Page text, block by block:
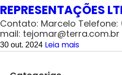
REPRESENTAÇÕES
Contato: Marcelo Telefone:
mail: tejomar@terra.com.br
30 out. 2024 Leia mais